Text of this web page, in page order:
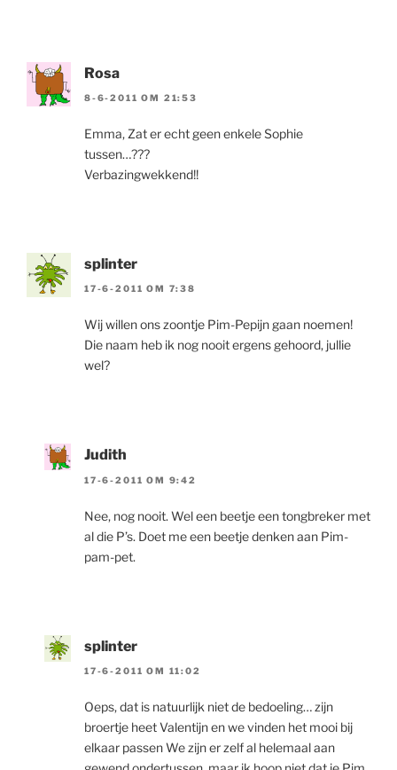
Rosa
8-6-2011 OM 21:53
Emma, Zat er echt geen enkele Sophie
tussen…???
Verbazingwekkend!!
splinter
17-6-2011 OM 7:38
Wij willen ons zoontje Pim-Pepijn gaan noemen!
Die naam heb ik nog nooit ergens gehoord, jullie
wel?
Judith
17-6-2011 OM 9:42
Nee, nog nooit. Wel een beetje een tongbreker met
al die P’s. Doet me een beetje denken aan Pim-
pam-pet.
splinter
17-6-2011 OM 11:02
Oeps, dat is natuurlijk niet de bedoeling… zijn
broertje heet Valentijn en we vinden het mooi bij
elkaar passen We zijn er zelf al helemaal aan